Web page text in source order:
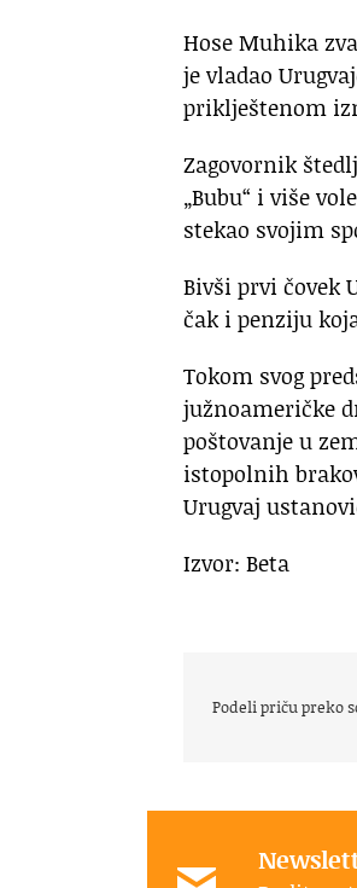
Hose Muhika
je vladao
priklještenom
Zagovornik
„Bubu“ i više
stekao svojim
Bivši prvi čovek
čak i penziju
Tokom svog
južnoameričke
poštovanje u
istopolnih
Urugvaj
Izvor: Beta
Podeli priču preko